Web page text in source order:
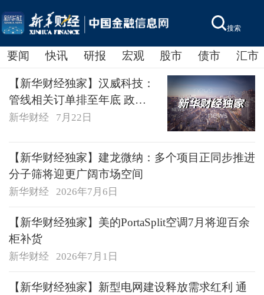
搜索
要闻 快讯 研报 宏观 股市 债市 汇市
【新华财经独家】汉威科技：
管线相关订单排至年底 政策
红利仍处于释放期
新华财经 7月22日
【新华财经独家】建龙微纳：多个项目正同步推进
分子筛将迎更广阔市场空间
新华财经 2026年7月6日
【新华财经独家】美的PortaSplit空调7月将迎百余
柜补货
新华财经 2026年7月1日
【新华财经独家】新型电网建设释放需求红利 通